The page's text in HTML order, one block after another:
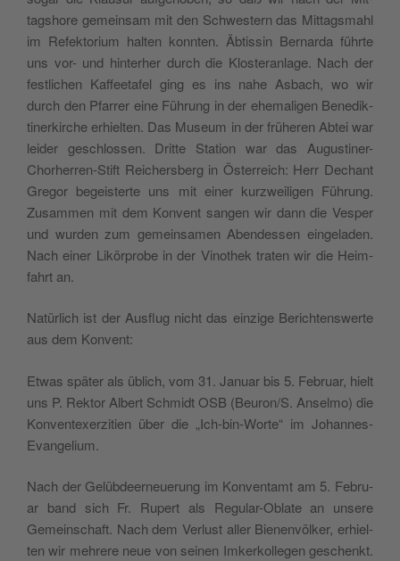
tagshore gemein­sam mit den Schwest­ern das Mit­tags­mahl
im Refek­to­ri­um hal­ten kon­nten. Äbtissin Bernar­da führte
uns vor- und hin­ter­her durch die Kloster­an­lage. Nach der
fes­tlichen Kaf­feetafel ging es ins nahe Asbach, wo wir
durch den Pfar­rer eine Führung in der ehe­ma­li­gen Benedik­
tin­erkirche erhiel­ten. Das Muse­um in der früheren Abtei war
lei­der geschlossen. Dritte Sta­tion war das Augustin­er-
Chorher­ren-Stift Reich­ers­berg in Öster­re­ich: Herr Dechant
Gre­gor begeis­terte uns mit ein­er kurzweili­gen Führung.
Zusam­men mit dem Kon­vent san­gen wir dann die Ves­per
und wur­den zum gemein­samen Aben­dessen ein­ge­laden.
Nach ein­er Likör­probe in der Vinothek trat­en wir die Heim­
fahrt an.
Natür­lich ist der Aus­flug nicht das einzige Bericht­enswerte
aus dem Konvent:
Etwas später als üblich, vom 31. Jan­u­ar bis 5. Feb­ru­ar, hielt
uns P. Rek­tor Albert Schmidt OSB (Beuron/S. Ansel­mo) die
Kon­ven­tex­erz­i­tien über die „Ich-bin-Worte“ im Johannes-
Evangelium.
Nach der Gelüb­deerneuerung im Kon­ven­tamt am 5. Feb­ru­
ar band sich Fr. Rupert als Reg­u­lar-Oblate an unsere
Gemein­schaft. Nach dem Ver­lust aller Bienen­völk­er, erhiel­
ten wir mehrere neue von seinen Imk­erkol­le­gen geschenkt.